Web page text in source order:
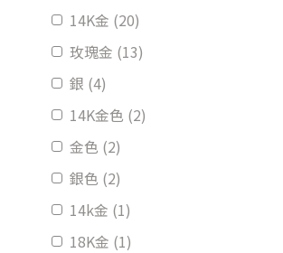
14K金 (20)
玫瑰金 (13)
銀 (4)
14K金色 (2)
金色 (2)
銀色 (2)
14k金 (1)
18K金 (1)